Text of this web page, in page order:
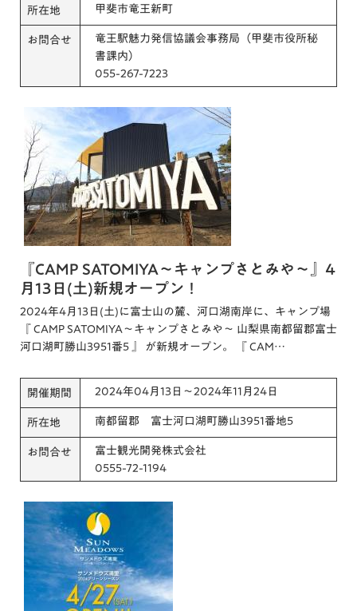
所在地 甲斐市竜王新町
お問合せ
竜王駅魅力発信協議会事務局（甲斐市役所秘
書課内）
055-267-7223
『CAMP SATOMIYA～キャンプさとみや～』4
月13日(土)新規オープン！
2024年4月13日(土)に富士山の麓、河口湖南岸に、キャンプ場
『 CAMP SATOMIYA～キャンプさとみや～ 山梨県南都留郡富士
河口湖町勝山3951番5 』 が新規オープン。 『 CAM…
開催期間 2024年04月13日～2024年11月24日
所在地 南都留郡 富士河口湖町勝山3951番地5
お問合せ
富士観光開発株式会社
0555-72-1194